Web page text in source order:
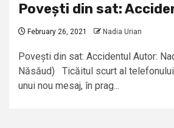
Povești din sat:
February 26, 2021 Nadia Urian
Povești din sat: Accidentul Autor:
Năsăud) Ticăitul scurt al
unui nou mesaj, în prag...